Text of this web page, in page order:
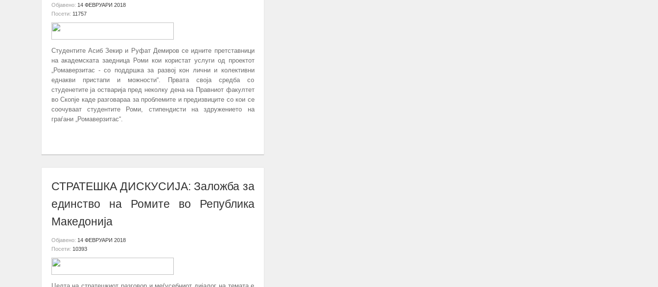
Објавено: 14 ФЕВРУАРИ 2018
Посети: 11757
Студентите Асиб Зекир и Руфат Демиров се идните претставници
на академската заедница Роми кои користат услуги од проектот
„Ромаверзитас - со поддршка за развој кон лични и колективни
еднакви пристапи и можности“. Првата своја средба со
студенетите ја остварија пред неколку дена на Правниот факултет
во Скопје каде разговараа за проблемите и предизвиците со кои се
соочуваат студентите Роми, стипендисти на здружението на
граѓани „Ромаверзитас“.
СТРАТЕШКА ДИСКУСИЈА: Заложба за
единство на Ромите во Република
Македонија
Објавено: 14 ФЕВРУАРИ 2018
Посети: 10393